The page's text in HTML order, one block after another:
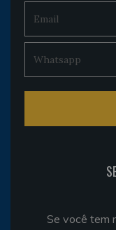
Se você tem